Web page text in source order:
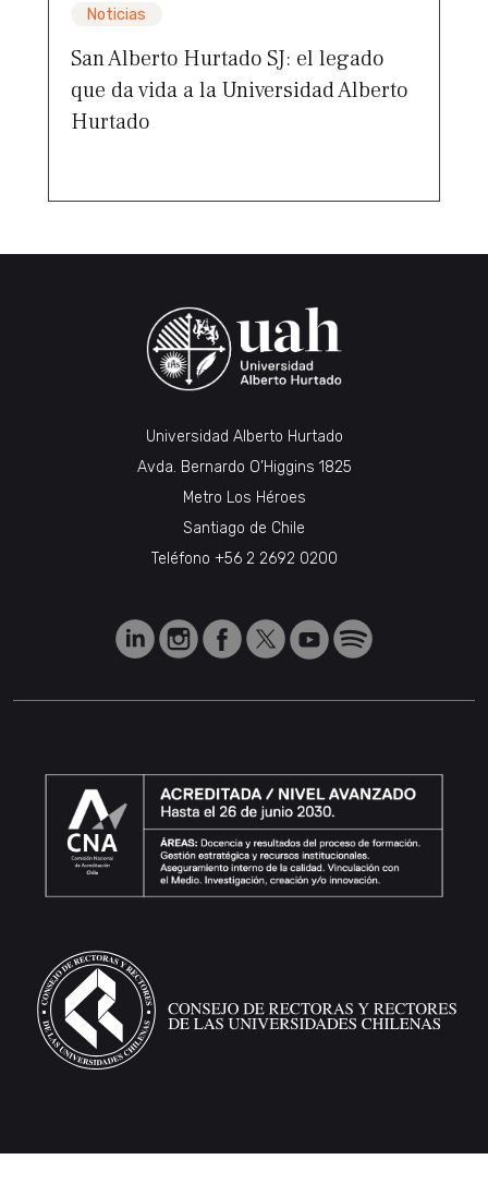
Noticias
San Alberto Hurtado SJ: el legado
que da vida a la Universidad Alberto
Hurtado
Universidad Alberto Hurtado
Avda. Bernardo O’Higgins 1825
Metro Los Héroes
Santiago de Chile
Teléfono +56 2 2692 0200